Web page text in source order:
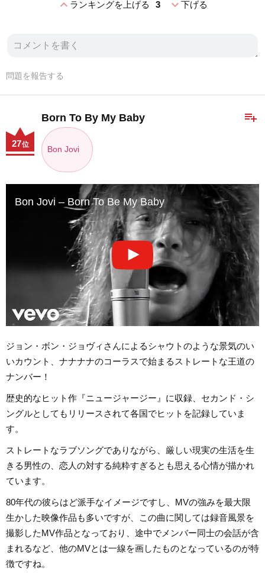
expand_lessランキングを上げる 3 expand_more下げる
問題を報告する
playlist_add
Born To By My Baby
Bon Jovi
27位
Bon Jovi – Born To Be My Baby
ジョン・ボン・ジョヴィさんによるシャウトのような景気のい
いカウント、ナナナナのコーラスで始まるストレートな王道の
ナンバー！
歴史的なヒット作『ニュージャージー』に収録、セカンド・シ
ングルとしてもリリースされて各国でヒットを記録していま
す。
ストレートなラブソングでありながら、厳しい現実の生活を生
きる男性の、恋人の対する純粋すぎるとも思える心情が描かれ
ています。
80年代の彼らはど派手なイメージですし、MVの強みを最大限
生かした映像作品も多いですが、この曲に関しては録音風景を
撮影したMV作品となっており、途中でメンバー同士の会話が含
まれるなど、他のMVとは一線を画したものとなっているのが特
徴ですね。